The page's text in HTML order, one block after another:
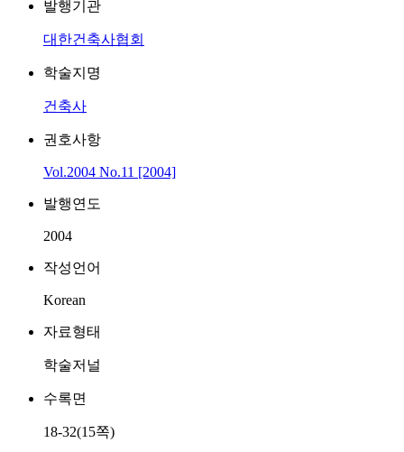
발행기관
대한건축사협회
학술지명
건축사
권호사항
Vol.2004 No.11 [2004]
발행연도
2004
작성언어
Korean
자료형태
학술저널
수록면
18-32(15쪽)